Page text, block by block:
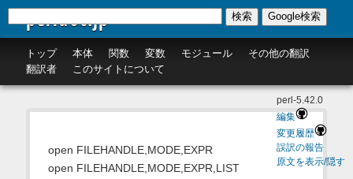
perldoc.jp
トップ 本体 関数 変数 モジュール
その他の翻訳
翻訳者
このサイトについて
検索 Google検索
perl-5.42.0
編集
変更履歴
誤訳の報告
原文を表示/隠す
open FILEHANDLE,MODE,EXPR
open FILEHANDLE,MODE,EXPR,LIST